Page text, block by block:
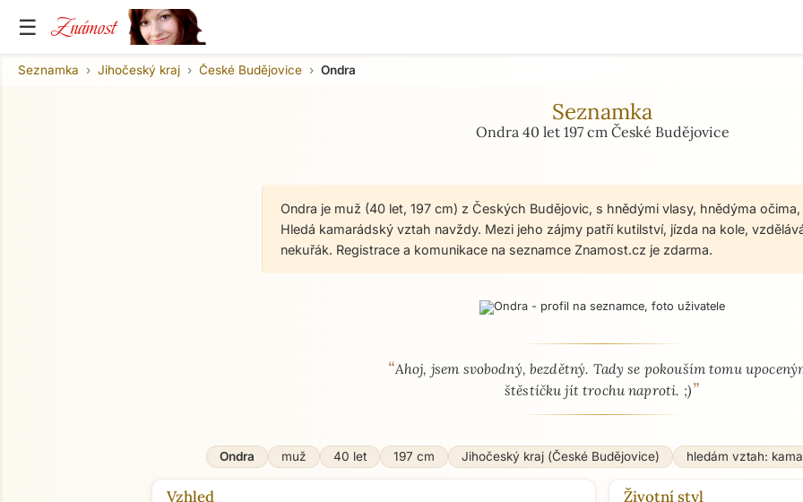
☰ Známost
Seznamka Jihočeský kraj České Budějovice Ondra
Seznamka
Ondra 40 let 197 cm České Budějovice
Ondra je muž (40 let, 197 cm) z Českých Budějovic, s hnědými vlasy, hnědýma
Hledá kamarádský vztah navždy. Mezi jeho zájmy patří kutilství, jízda na kole,
nekuřák. Registrace a komunikace na seznamce Znamost.cz je zdarma.
O mně - seznamka profil
“Ahoj, jsem svobodný, bezdětný. Tady se pokouším tomu
štěstíčku jít trochu naproti. ;)”
Ondra muž 40 let 197 cm Jihočeský kraj (České Budějovice) hledám vztah:
Vzhled Životní styl